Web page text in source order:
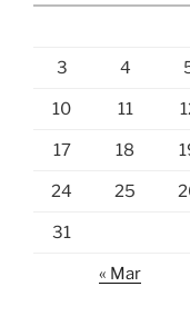
3 4
10 11
17 18
24 25
31
« Mar